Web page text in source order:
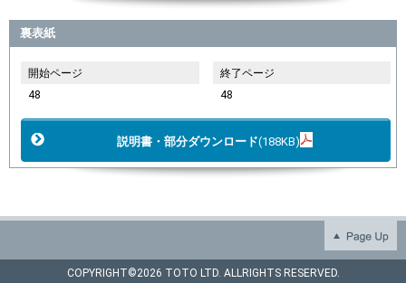
裏表紙
開始ページ
48
終了ページ
48
説明書・部分ダウンロード(188KB)
COPYRIGHT©2026 TOTO LTD. ALLRIGHTS RESERVED.